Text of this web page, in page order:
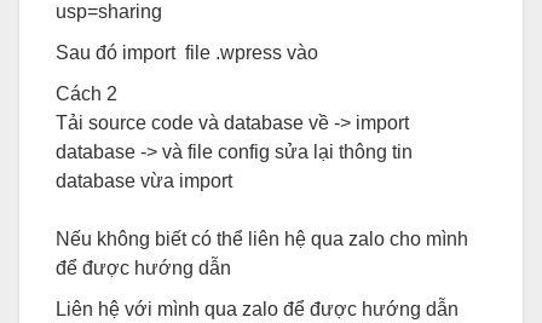
usp=sharing
Sau đó import file .wpress vào
Cách 2
Tải source code và database về -> import
database -> và file config sửa lại thông tin
database vừa import
Nếu không biết có thể liên hệ qua zalo cho mình
để được hướng dẫn
Liên hệ với mình qua zalo để được hướng dẫn